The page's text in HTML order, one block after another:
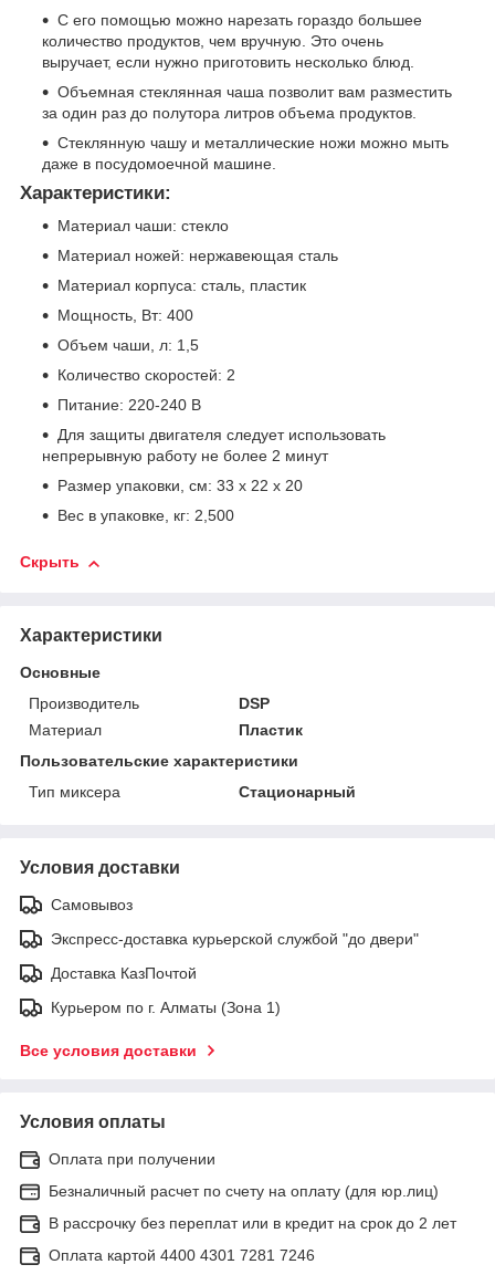
С его помощью можно нарезать гораздо большее
количество продуктов, чем вручную. Это очень
выручает, если нужно приготовить несколько блюд.
Объемная стеклянная чаша позволит вам разместить
за один раз до полутора литров объема продуктов.
Стеклянную чашу и металлические ножи можно мыть
даже в посудомоечной машине.
Характеристики:
Материал чаши: стекло
Материал ножей: нержавеющая сталь
Материал корпуса: сталь, пластик
Мощность, Вт: 400
Объем чаши, л: 1,5
Количество скоростей: 2
Питание: 220-240 В
Для защиты двигателя следует использовать
непрерывную работу не более 2 минут
Размер упаковки, см: 33 х 22 х 20
Вес в упаковке, кг: 2,500
Скрыть
Характеристики
Основные
Производитель
DSP
Материал
Пластик
Пользовательские характеристики
Тип миксера
Стационарный
Условия доставки
Самовывоз
Экспресс-доставка курьерской службой "до двери"
Доставка КазПочтой
Курьером по г. Алматы (Зона 1)
Все условия доставки
Условия оплаты
Оплата при получении
Безналичный расчет по счету на оплату (для юр.лиц)
В рассрочку без переплат или в кредит на срок до 2 лет
Оплата картой 4400 4301 7281 7246